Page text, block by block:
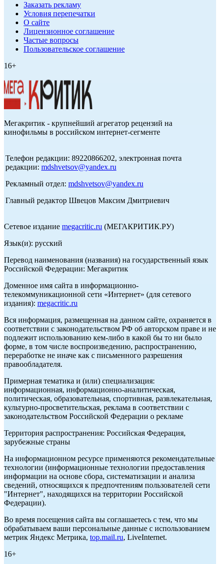
Заказать рекламу
Условия перепечатки
О сайте
Лицензионное соглашение
Частые вопросы
Пользовательское соглашение
16+
Мегакритик - крупнейший агрегатор рецензий на
кинофильмы в российском интернет-сегменте
Телефон редакции: 89220866202, электронная почта
редакции: mdshvetsov@yandex.ru
Рекламный отдел: mdshvetsov@yandex.ru
Главный редактор Швецов Максим Дмитриевич
Сетевое издание megacritic.ru (МЕГАКРИТИК.РУ)
Язык(и): русский
Перевод наименования (названия) на государственный язык
Российской Федерации: Мегакритик
Доменное имя сайта в информационно-
телекоммуникационной сети «Интернет» (для сетевого
издания): megacritic.ru
Вся информация, размещенная на данном сайте, охраняется в
соответствии с законодательством РФ об авторском праве и не
подлежит использованию кем-либо в какой бы то ни было
форме, в том числе воспроизведению, распространению,
переработке не иначе как с письменного разрешения
правообладателя.
Примерная тематика и (или) специализация:
информационная, информационно-аналитическая,
политическая, образовательная, спортивная, развлекательная,
культурно-просветительская, реклама в соответствии с
законодательством Российской Федерации о рекламе
Территория распространения: Российская Федерация,
зарубежные страны
На информационном ресурсе применяются рекомендательные
технологии (информационные технологии предоставления
информации на основе сбора, систематизации и анализа
сведений, относящихся к предпочтениям пользователей сети
"Интернет", находящихся на территории Российской
Федерации).
Во время посещения сайта вы соглашаетесь с тем, что мы
обрабатываем ваши персональные данные с использованием
метрик Яндекс Метрика, top.mail.ru, LiveInternet.
16+